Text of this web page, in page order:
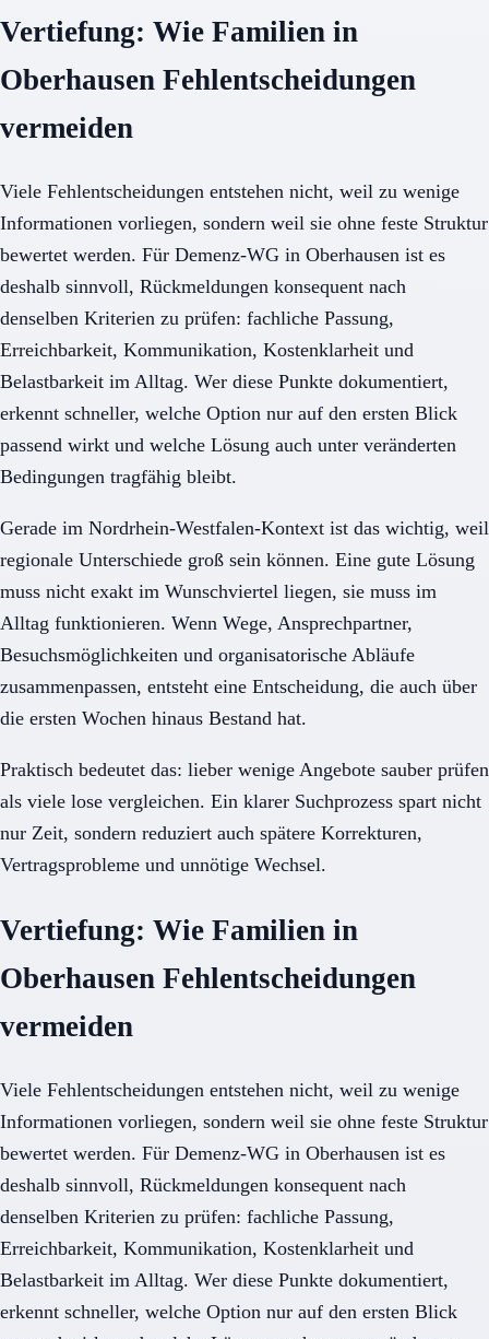
Vertiefung: Wie Familien in
Oberhausen Fehlentscheidungen
vermeiden
Viele Fehlentscheidungen entstehen nicht, weil zu wenige
Informationen vorliegen, sondern weil sie ohne feste Struktur
bewertet werden. Für Demenz-WG in Oberhausen ist es
deshalb sinnvoll, Rückmeldungen konsequent nach
denselben Kriterien zu prüfen: fachliche Passung,
Erreichbarkeit, Kommunikation, Kostenklarheit und
Belastbarkeit im Alltag. Wer diese Punkte dokumentiert,
erkennt schneller, welche Option nur auf den ersten Blick
passend wirkt und welche Lösung auch unter veränderten
Bedingungen tragfähig bleibt.
Gerade im Nordrhein-Westfalen-Kontext ist das wichtig, weil
regionale Unterschiede groß sein können. Eine gute Lösung
muss nicht exakt im Wunschviertel liegen, sie muss im
Alltag funktionieren. Wenn Wege, Ansprechpartner,
Besuchsmöglichkeiten und organisatorische Abläufe
zusammenpassen, entsteht eine Entscheidung, die auch über
die ersten Wochen hinaus Bestand hat.
Praktisch bedeutet das: lieber wenige Angebote sauber prüfen
als viele lose vergleichen. Ein klarer Suchprozess spart nicht
nur Zeit, sondern reduziert auch spätere Korrekturen,
Vertragsprobleme und unnötige Wechsel.
Vertiefung: Wie Familien in
Oberhausen Fehlentscheidungen
vermeiden
Viele Fehlentscheidungen entstehen nicht, weil zu wenige
Informationen vorliegen, sondern weil sie ohne feste Struktur
bewertet werden. Für Demenz-WG in Oberhausen ist es
deshalb sinnvoll, Rückmeldungen konsequent nach
denselben Kriterien zu prüfen: fachliche Passung,
Erreichbarkeit, Kommunikation, Kostenklarheit und
Belastbarkeit im Alltag. Wer diese Punkte dokumentiert,
erkennt schneller, welche Option nur auf den ersten Blick